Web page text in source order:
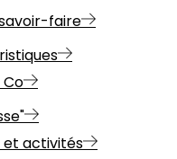
faire
et activités